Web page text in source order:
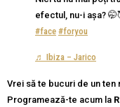
efectul, nu-i așa?
#face #foryou
♬ Ibiza – Jarico
Vrei să te bucuri de un ten
Programează-te acum la